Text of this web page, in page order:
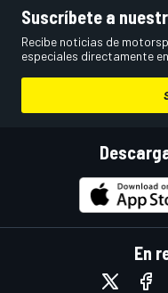
Suscríbete a
Recibe noticias de
especiales directamente
En